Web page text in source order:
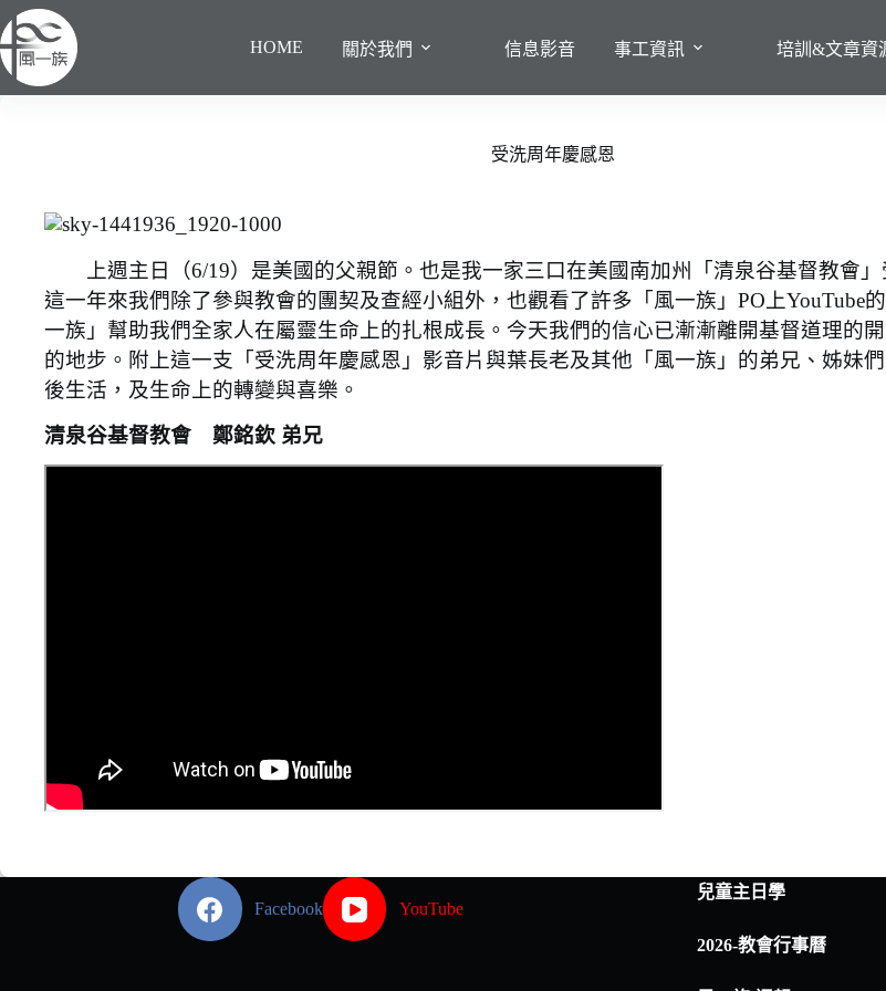
至
主
要
HOME 關於我們 信息影音 事工資訊 培訓&文章資
受洗周年慶感恩
上週主日（6/19）是美國的父親節。也是我一家三口在美國南加州「清泉谷基督教會」
這一年來我們除了參與教會的團契及查經小組外，也觀看了許多「風一族」PO上YouTube
一族」幫助我們全家人在屬靈生命上的扎根成長。今天我們的信心已漸漸離開基督道理的
的地步。附上這一支「受洗周年慶感恩」影音片與葉長老及其他「風一族」的弟兄、姊妹
後生活，及生命上的轉變與喜樂。
清泉谷基督教會 鄭銘欽 弟兄
Facebook YouTube
兒童主日學
2026-教會行事曆